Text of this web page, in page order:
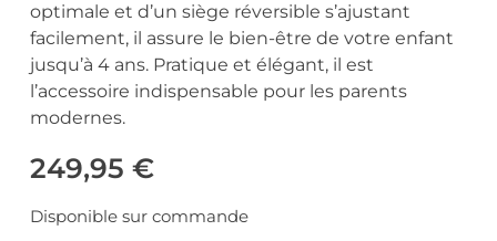
optimale et d’un siège réversible s’ajustant
facilement, il assure le bien-être de votre enfant
jusqu’à 4 ans. Pratique et élégant, il est
l’accessoire indispensable pour les parents
modernes.
249,95 €
Disponible sur commande